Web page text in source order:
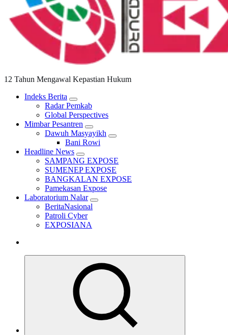
12 Tahun Mengawal Kepastian Hukum
Indeks Berita
Radar Pemkab
Global Perspectives
Mimbar Pesantren
Dawuh Masyayikh
Bani Rowi
Headline News
SAMPANG EXPOSE
SUMENEP EXPOSE
BANGKALAN EXPOSE
Pamekasan Expose
Laboratorium Nalar
BeritaNasional
Patroli Cyber
EXPOSIANA